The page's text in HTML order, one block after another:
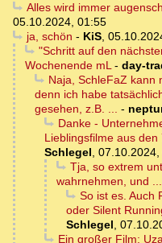
Alles wird immer
05.10.2024, 01:55
ja, schön - KiS,
"Schritt auf den
Wochenende mL- day-
Naja, SchleFaZ kann
denn ich habe
gesehen, z.B. ... -
Danke -
Lieblingsfilme aus
Schlegel,
Tja, so extrem
wahrnehmen, und ...
So ist es. Auch
oder Silent
Schlegel,
Ein großer Film: